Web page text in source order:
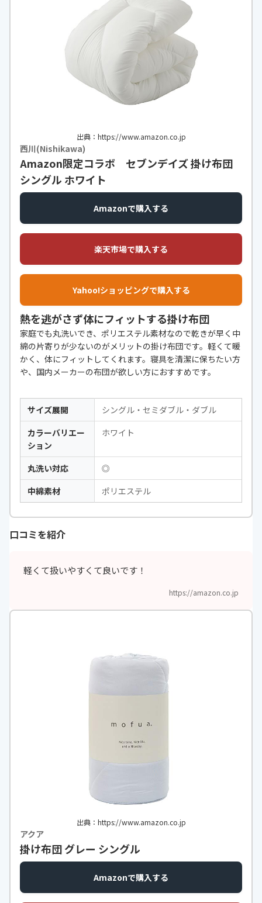
出典：https://www.amazon.co.jp
西川(Nishikawa)
Amazon限定コラボ セブンデイズ 掛け布団
シングル ホワイト
Amazonで購入する
楽天市場で購入する
Yahoo!ショッピングで購入する
熱を逃がさず体にフィットする掛け布団
家庭でも丸洗いでき、ポリエステル素材なので乾きが早く中
綿の片寄りが少ないのがメリットの掛け布団です。軽くて暖
かく、体にフィットしてくれます。寝具を清潔に保ちたい方
や、国内メーカーの布団が欲しい方におすすめです。
サイズ展開
シングル・セミダブル・ダブル
カラーバリエー
ション
ホワイト
丸洗い対応
◎
中綿素材
ポリエステル
口コミを紹介
軽くて扱いやすくて良いです！
https://amazon.co.jp
出典：https://www.amazon.co.jp
アクア
掛け布団 グレー シングル
Amazonで購入する